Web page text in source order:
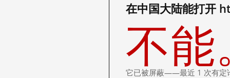
在中国大陆能打开
不能
它已被屏蔽——最近 1 次有定